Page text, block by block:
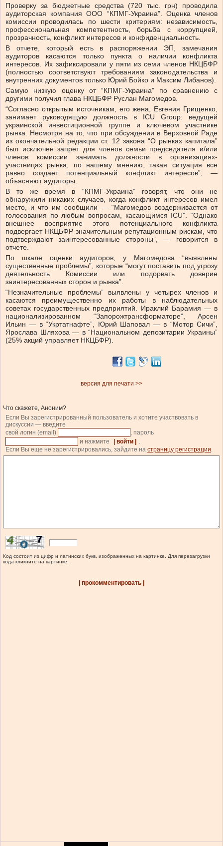
Проверку за бюджетные средства (720 тыс. грн) проводила
аудиторская компания ООО “КПМГ-Украина”. Оценка членов
комиссии проводилась по шести критериям: независимость,
профессиональная компетентность, борьба с коррупцией,
прозрачность, конфликт интересов и конфиденциальность.
В отчете, который есть в распоряжении ЭП, замечания
аудиторов касаются только пункта о наличии конфликта
интересов. Их зафиксировали у пяти из семи членов НКЦБФР
(полностью соответствуют требованиям законодательства и
внутренних документов только Юрий Бойко и Максим Либанов).
Самую низкую оценку от “КПМГ-Украина” по сравнению с
другими получил глава НКЦБФР Руслан Магомедов.
“Согласно открытым источникам, его жена, Евгения Грищенко,
занимает руководящую должность в ICU Group: ведущей
украинской инвестиционной группе и ключевом участнике
рынка. Несмотря на то, что при обсуждении в Верховной Раде
из окончательной редакции ст. 12 закона “О рынках капитала”
был исключен запрет для членов семьи председателя и/или
членов комиссии занимать должности в организациях-
участницах рынка, по нашему мнению, такая ситуация все
равно создает потенциальный конфликт интересов”, —
объясняют аудиторы.
В то же время в “КПМГ-Украина” говорят, что они не
обнаружили никаких случаев, когда конфликт интересов имел
место, и что им сообщили — “Магомедов воздерживается от
голосования по любым вопросам, касающимся ICU”. “Однако
внешнее восприятие этого потенциального конфликта
подвергает НКЦБФР значительным репутационным рискам, что
подтверждают заинтересованные стороны”, — говорится в
отчете.
По шкале оценки аудиторов, у Магомедова “выявлены
существенные проблемы”, которые “могут поставить под угрозу
деятельность Комиссии или подорвать доверие
заинтересованных сторон и рынка”.
“Незначительные проблемы” выявлены у четырех членов и
касаются преимущественно их работы в наблюдательных
советах государственных предприятий. Ираклий Барамия — в
национализированном
“Запорожтрансформаторе”, Арсен
Ильин — в “Укртатнафте”, Юрий Шаповал — в “Мотор Сичи”,
Ярослава Шляхова — в “Национальном депозитарии Украины”
(25% акций управляет НКЦБФР).
версия для печати >>
Что скажете, Аноним?
Если Вы зарегистрированный пользователь и хотите участвовать в
дискуссии — введите
свой логин (email)
, пароль
и нажмите
| войти |
.
Если Вы еще не зарегистрировались, зайдите на страницу регистрации.
Код состоит из цифр и латинских букв, изображенных на картинке. Для перезагрузки
кода кликните на картинке.
| прокомментировать |